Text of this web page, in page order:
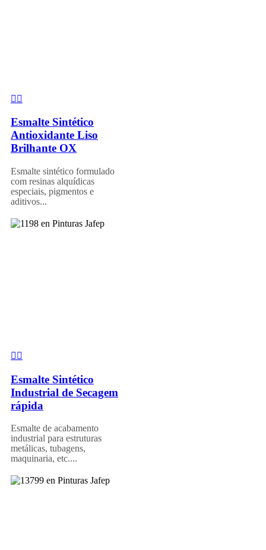
Esmalte Sintético
Antioxidante Liso
Brilhante OX
Esmalte sintético formulado
com resinas alquídicas
especiais, pigmentos e
aditivos...
Esmalte Sintético
Industrial de Secagem
rápida
Esmalte de acabamento
industrial para estruturas
metálicas, tubagens,
maquinaria, etc....